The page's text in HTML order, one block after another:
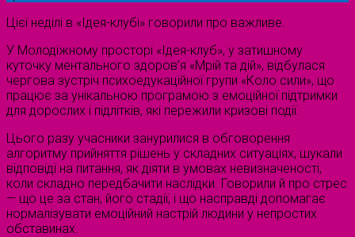
Цієї неділі в «Ідея-клубі» говорили про важливе.
У Молодіжному просторі «Ідея-клуб», у затишному
куточку ментального здоров’я «Мрій та дій», відбулася
чергова зустріч психоедукаційної групи «Коло сили», що
працює за унікальною програмою з емоційної підтримки
для дорослих і підлітків, які пережили кризові події.
Цього разу учасники занурилися в обговорення
алгоритму прийняття рішень у складних ситуаціях, шукали
відповіді на питання, як діяти в умовах невизначеності,
коли складно передбачити наслідки. Говорили й про стрес
— що це за стан, його стадії, і що насправді допомагає
нормалізувати емоційний настрій людини у непростих
обставинах.